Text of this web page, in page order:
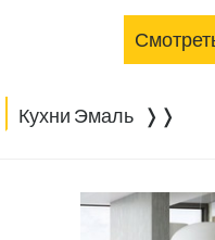
Кухни Эмаль ❭❭